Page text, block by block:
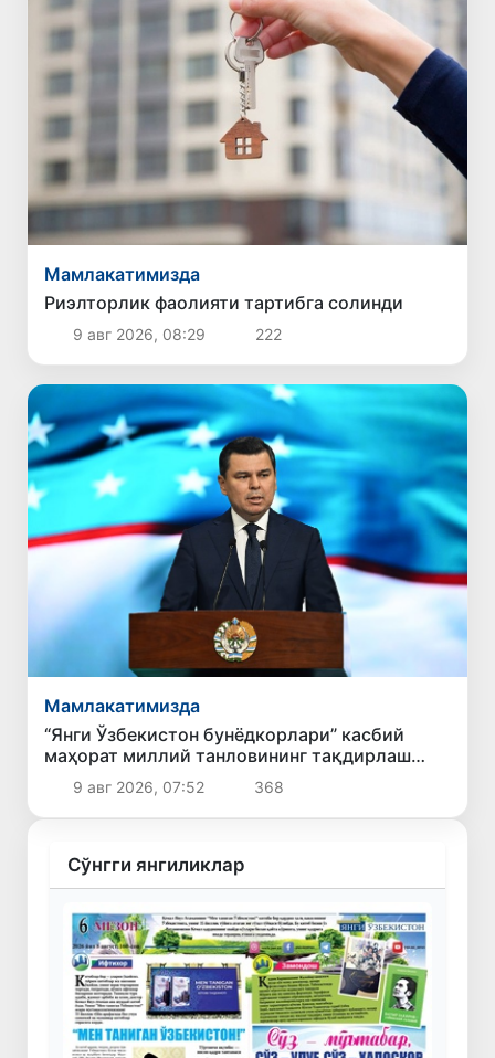
Мамлакатимизда
Риэлторлик фаолияти тартибга солинди
9 авг 2026, 08:29 222
Мамлакатимизда
“Янги Ўзбекистон бунёдкорлари” касбий
маҳорат миллий танловининг тақдирлаш
маросими бўлиб ўтди
9 авг 2026, 07:52 368
Сўнгги янгиликлар